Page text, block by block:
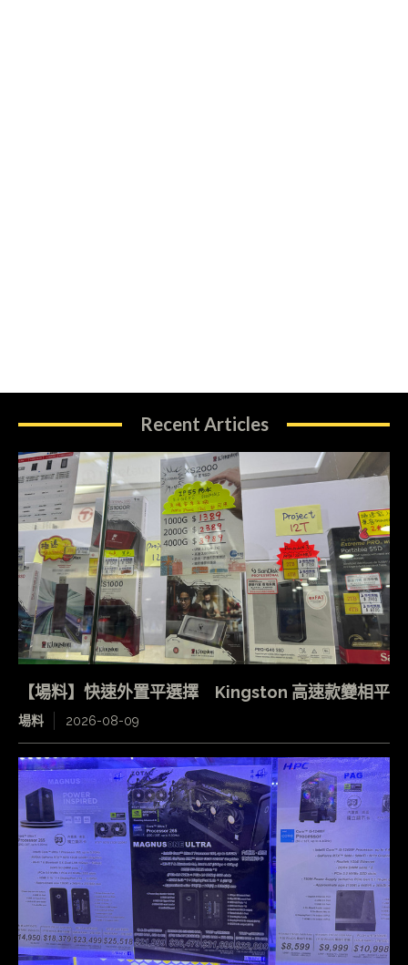
Recent Articles
【場料】快速外置平選擇 Kingston 高速款變相平
場料 2026-08-09